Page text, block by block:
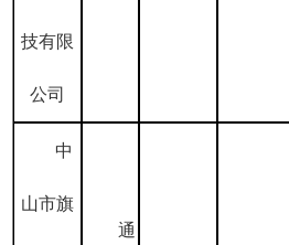
技有限
公司
中
山市旗
通